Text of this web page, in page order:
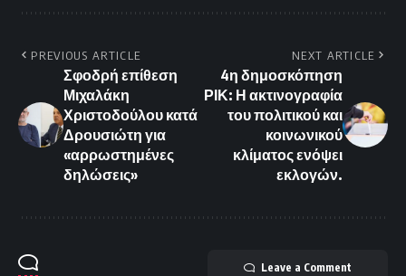
PREVIOUS ARTICLE
Σφοδρή επίθεση
Μιχαλάκη
Χριστοδούλου κατά
Δρουσιώτη για
«αρρωστημένες
δηλώσεις»
NEXT ARTICLE
4η δημοσκόπηση
ΡΙΚ: Η ακτινογραφία
του πολιτικού και
κοινωνικού
κλίματος ενόψει
εκλογών.
Leave a Comment